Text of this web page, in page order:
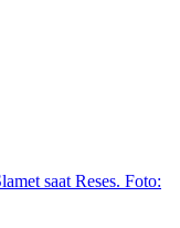
saat Reses. Foto: